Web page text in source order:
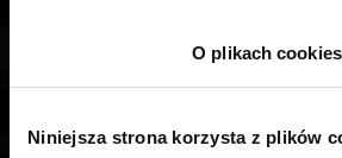
O plikach cookies
Niniejsza strona korzysta z plików
Strefa Wiedzy Uniwersytetu SWPS